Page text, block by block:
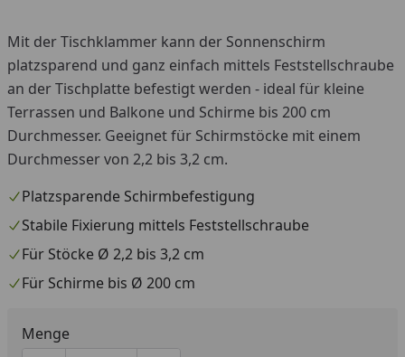
Mit der Tischklammer kann der Sonnenschirm
platzsparend und ganz einfach mittels Feststellschraube
an der Tischplatte befestigt werden - ideal für kleine
Terrassen und Balkone und Schirme bis 200 cm
Durchmesser. Geeignet für Schirmstöcke mit einem
Durchmesser von 2,2 bis 3,2 cm.
Platzsparende Schirmbefestigung
Stabile Fixierung mittels Feststellschraube
Für Stöcke Ø 2,2 bis 3,2 cm
Für Schirme bis Ø 200 cm
Menge